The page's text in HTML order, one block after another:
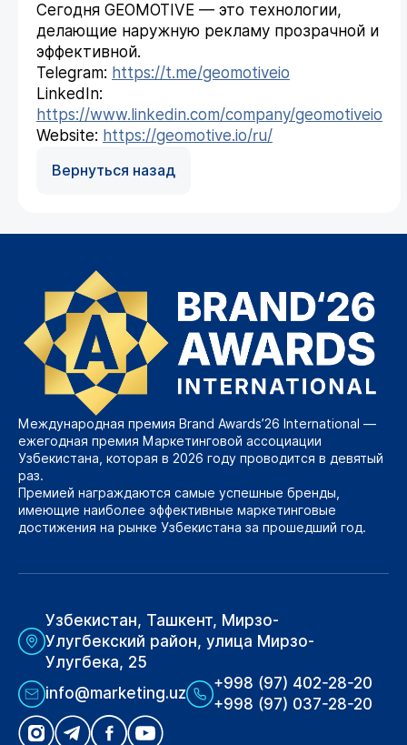
Сегодня GEOMOTIVE — это технологии,
делающие наружную рекламу прозрачной и
эффективной.
Telegram: https://t.me/geomotiveio
LinkedIn:
https://www.linkedin.com/company/geomotiveio
Website: https://geomotive.io/ru/
Вернуться назад
Международная премия Brand Awards’26 International —
ежегодная премия Маркетинговой ассоциации
Узбекистана, которая в 2026 году проводится в девятый
раз.
Премией награждаются самые успешные бренды,
имеющие наиболее эффективные маркетинговые
достижения на рынке Узбекистана за прошедший год.
Узбекистан, Ташкент, Мирзо-
Улугбекский район, улица Мирзо-
Улугбека, 25
info@marketing.uz
+998 (97) 402-28-20
+998 (97) 037-28-20